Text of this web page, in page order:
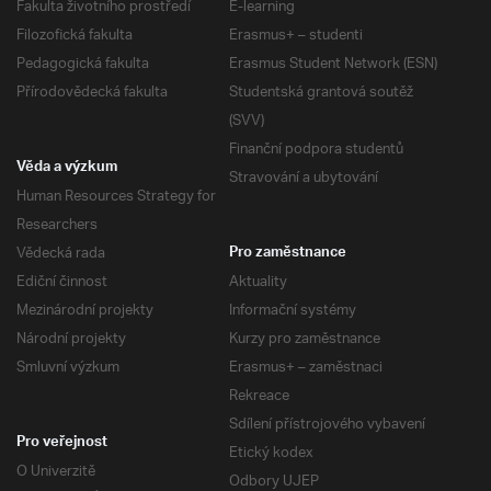
Fakulta životního prostředí
Filozofická fakulta
Pedagogická fakulta
Přírodovědecká fakulta
E-learning
Erasmus+ – studenti
Erasmus Student Network (ESN)
Studentská grantová soutěž
(SVV)
Finanční podpora studentů
Stravování a ubytování
Věda a výzkum
Human Resources Strategy for
Researchers
Vědecká rada
Ediční činnost
Mezinárodní projekty
Národní projekty
Smluvní výzkum
Pro zaměstnance
Aktuality
Informační systémy
Kurzy pro zaměstnance
Erasmus+ – zaměstnaci
Rekreace
Sdílení přístrojového vybavení
Etický kodex
Odbory UJEP
Pro veřejnost
O Univerzitě